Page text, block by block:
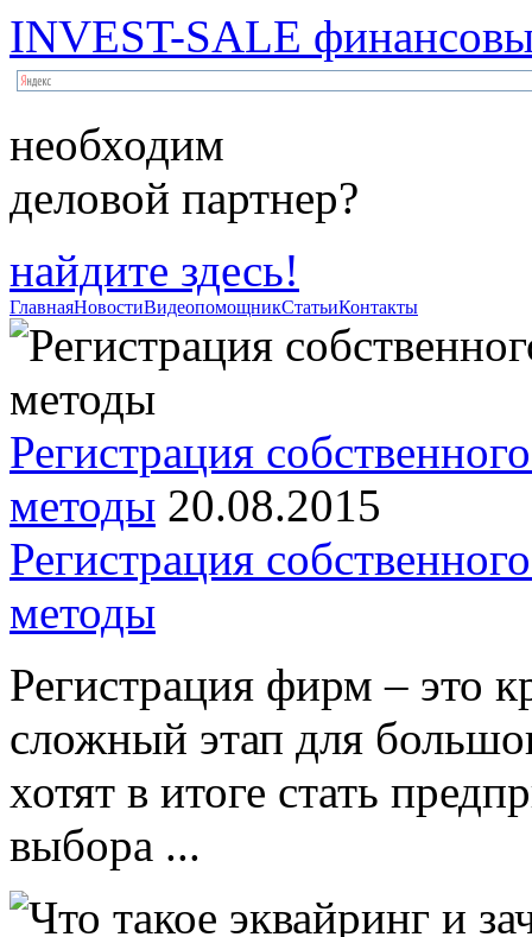
INVEST-SALE
необходим
деловой партнер?
найдите здесь!
ГлавнаяНовостиВидеопомощникСтатьиКонтакты
Регистрация
методы 20.08.2015
Регистрация
методы
Регистрация фирм – это
сложный этап для
хотят в итоге стать
выбора ...